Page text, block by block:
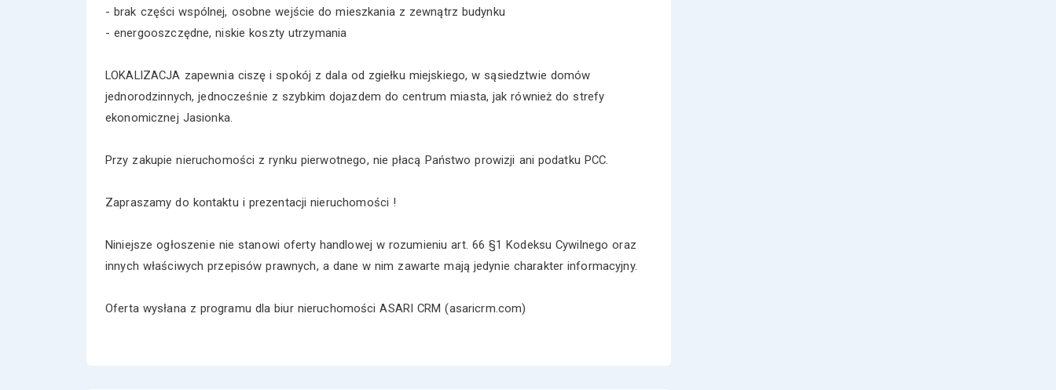
- brak części wspólnej, osobne wejście do mieszkania z zewnątrz budynku
- energooszczędne, niskie koszty utrzymania
LOKALIZACJA zapewnia ciszę i spokój z dala od zgiełku miejskiego, w sąsiedztwie domów
jednorodzinnych, jednocześnie z szybkim dojazdem do centrum miasta, jak również do strefy
ekonomicznej Jasionka.
Przy zakupie nieruchomości z rynku pierwotnego, nie płacą Państwo prowizji ani podatku PCC.
Zapraszamy do kontaktu i prezentacji nieruchomości !
Niniejsze ogłoszenie nie stanowi oferty handlowej w rozumieniu art. 66 §1 Kodeksu Cywilnego oraz
innych właściwych przepisów prawnych, a dane w nim zawarte mają jedynie charakter informacyjny.
Oferta wysłana z programu dla biur nieruchomości ASARI CRM (asaricrm.com)